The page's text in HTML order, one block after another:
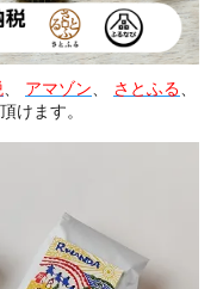
、 アマゾン、 さとふる、
けます。